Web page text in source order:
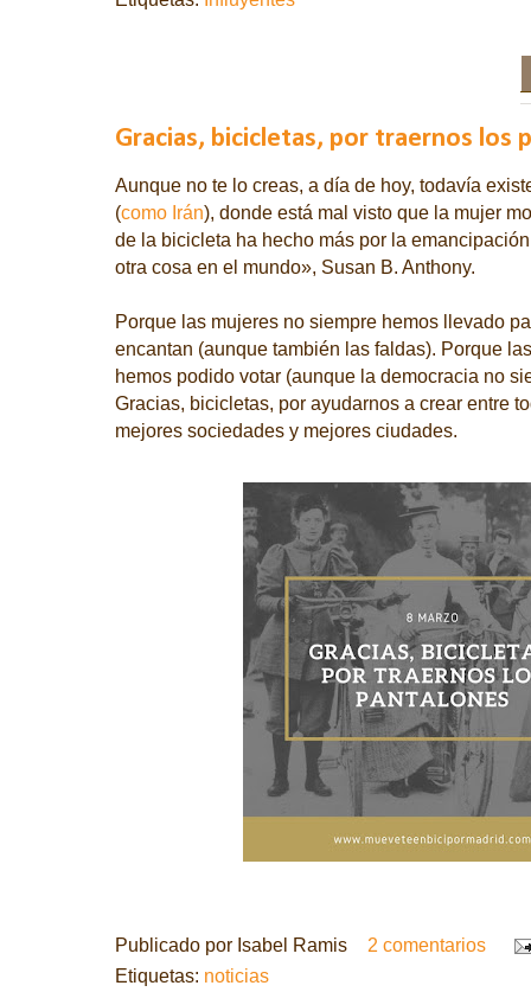
Gracias, bicicletas, por traernos los
Aunque no te lo creas, a día de hoy, todavía
(como Irán), donde está mal visto que la mujer
de la bicicleta ha hecho más por la
otra cosa en el mundo», Susan B. Anthony.
Porque las mujeres no siempre hemos llevado
encantan (aunque también las faldas). Porque
hemos podido votar (aunque la democracia no
Gracias, bicicletas, por ayudarnos a crear entre
mejores sociedades y mejores ciudades.
Publicado por Isabel Ramis
2 comentarios
Etiquetas: noticias